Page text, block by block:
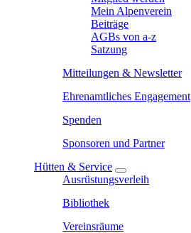
Mein Alpenverein
Beiträge
AGBs von a-z
Satzung
Mitteilungen & Newsletter
Ehrenamtliches Engagement
Spenden
Sponsoren und Partner
Hütten & Service
Ausrüstungsverleih
Bibliothek
Vereinsräume